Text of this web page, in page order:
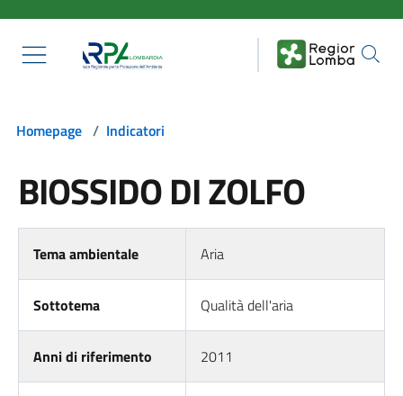
Homepage / Indicatori
BIOSSIDO DI ZOLFO
Tema ambientale Aria
Sottotema Qualità dell'aria
Anni di riferimento 2011